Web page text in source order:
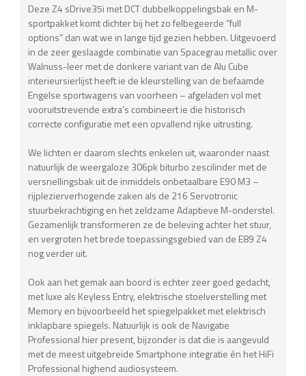
Deze Z4 sDrive35i met DCT dubbelkoppelingsbak en M-
sportpakket komt dichter bij het zo felbegeerde “full
options” dan wat we in lange tijd gezien hebben. Uitgevoerd
in de zeer geslaagde combinatie van Spacegrau metallic over
Walnuss-leer met de donkere variant van de Alu Cube
interieursierlijst heeft ie de kleurstelling van de befaamde
Engelse sportwagens van voorheen – afgeladen vol met
vooruitstrevende extra’s combineert ie die historisch
correcte configuratie met een opvallend rijke uitrusting.
We lichten er daarom slechts enkelen uit, waaronder naast
natuurlijk de weergaloze 306pk biturbo zescilinder met de
versnellingsbak uit de inmiddels onbetaalbare E90 M3 –
rijplezierverhogende zaken als de 216 Servotronic
stuurbekrachtiging en het zeldzame Adaptieve M-onderstel.
Gezamenlijk transformeren ze de beleving achter het stuur,
en vergroten het brede toepassingsgebied van de E89 Z4
nog verder uit.
Ook aan het gemak aan boord is echter zeer goed gedacht,
met luxe als Keyless Entry, elektrische stoelverstelling met
Memory en bijvoorbeeld het spiegelpakket met elektrisch
inklapbare spiegels. Natuurlijk is ook de Navigatie
Professional hier present, bijzonder is dat die is aangevuld
met de meest uitgebreide Smartphone integratie én het HiFi
Professional highend audiosysteem.